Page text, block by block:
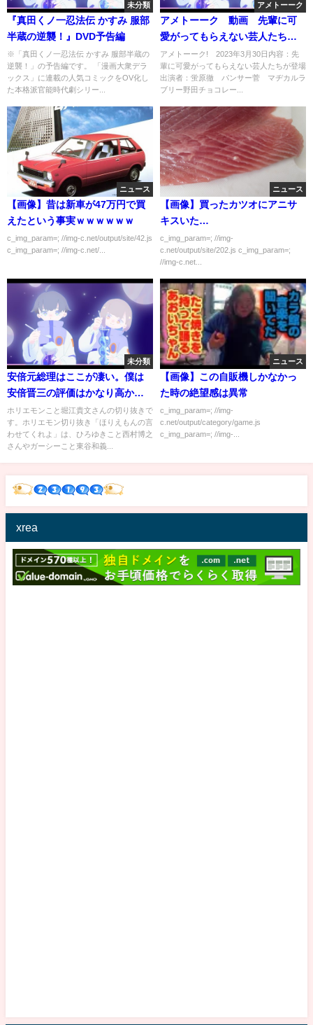
未分類
『真田くノ一忍法伝 かすみ 服部
半蔵の逆襲！』DVD予告編
※「真田くノ一忍法伝 かすみ 服部半蔵の
逆襲！」の予告編です。 「漫画大衆デラ
ックス」に連載の人気コミックをOV化し
た本格派官能時代劇シリー...
アメトーーク
アメトーーク 動画 先輩に可
愛がってもらえない芸人たちが
登場 3月30日
アメトーーク! 2023年3月30日内容：先
輩に可愛がってもらえない芸人たちが登場
出演者：蛍原徹 パンサー菅 マヂカルラ
ブリー野田チョコレー...
ニュース
【画像】昔は新車が47万円で買
えたという事実ｗｗｗｗｗｗ
c_img_param=; //img-c.net/output/site/42.js
c_img_param=; //img-c.net/...
ニュース
【画像】買ったカツオにアニサ
キスいた…
c_img_param=; //img-
c.net/output/site/202.js c_img_param=;
//img-c.net...
未分類
安倍元総理はここが凄い。僕は
安倍晋三の評価はかなり高かっ
たと思います【安倍元総理】
【安倍】【演説】【奈良】【撃
たれた】【散弾銃】【ホリエモ
ホリエモンこと堀江貴文さんの切り抜きで
す。ホリエモン切り抜き「ほりえもんの言
わせてくれよ」は、ひろゆきこと西村博之
さんやガーシーこと東谷和義...
ニュース
【画像】この自販機しかなかっ
た時の絶望感は異常
c_img_param=; //img-
c.net/output/category/game.js
c_img_param=; //img-...
xrea